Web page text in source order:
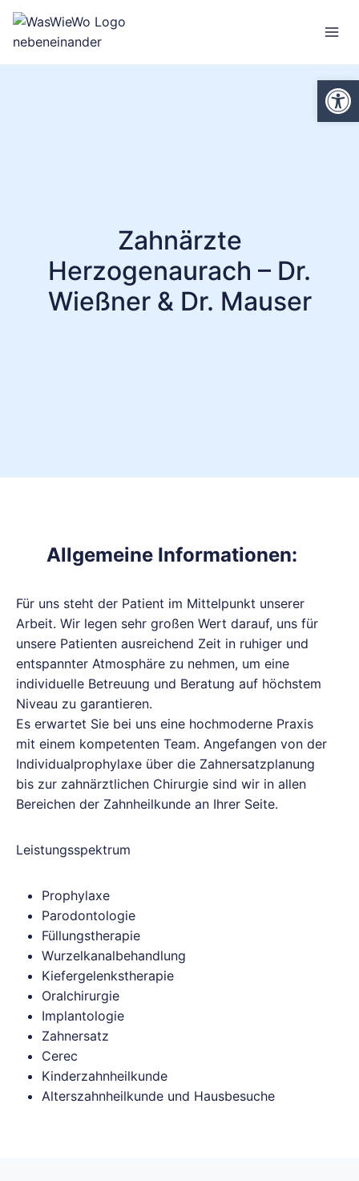
Zum
Inhalt
springen
Zahnärzte
Herzogenaurach – Dr.
Wießner & Dr. Mauser
Allgemeine Informationen:
Für uns steht der Patient im Mittelpunkt unserer
Arbeit. Wir legen sehr großen Wert darauf, uns für
unsere Patienten ausreichend Zeit in ruhiger und
entspannter Atmosphäre zu nehmen, um eine
individuelle Betreuung und Beratung auf höchstem
Niveau zu garantieren.
Es erwartet Sie bei uns eine hochmoderne Praxis
mit einem kompetenten Team. Angefangen von der
Individualprophylaxe über die Zahnersatzplanung
bis zur zahnärztlichen Chirurgie sind wir in allen
Bereichen der Zahnheilkunde an Ihrer Seite.
Leistungsspektrum
Prophylaxe
Parodontologie
Füllungstherapie
Wurzelkanalbehandlung
Kiefergelenkstherapie
Oralchirurgie
Implantologie
Zahnersatz
Cerec
Kinderzahnheilkunde
Alterszahnheilkunde und Hausbesuche